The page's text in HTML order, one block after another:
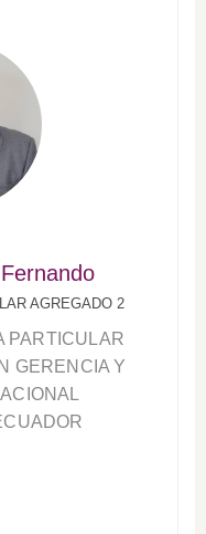
AGREGADO 2
PARTICULAR
GERENCIA Y